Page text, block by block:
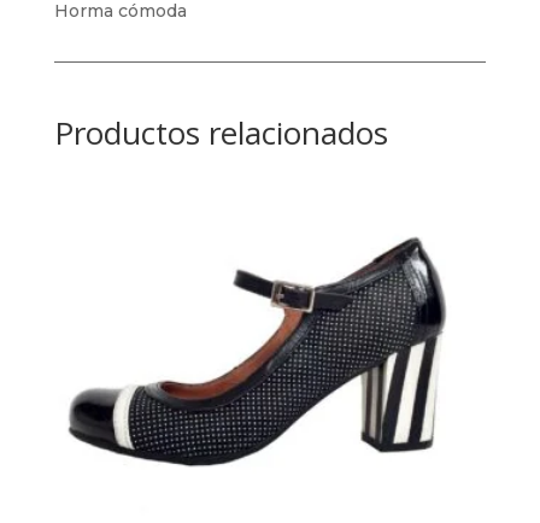
Horma cómoda
Productos relacionados